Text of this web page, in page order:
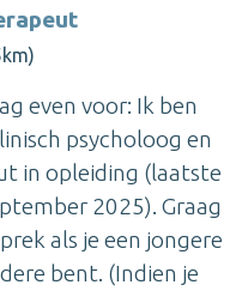
even voor: Ik ben
psycholoog en
in opleiding (laatste
2025). Graag
als je een jongere
bent. (Indien je